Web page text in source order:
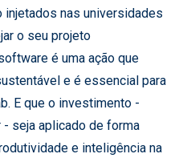
nas universidades
o seu projeto
é uma ação que
e é essencial para
E que o investimento -
seja aplicado de forma
e inteligência na